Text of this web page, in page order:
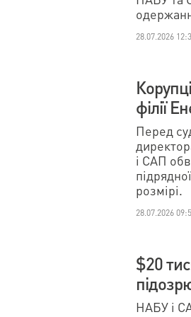
28.07.2026
філії
Перед
і САП
розмірі.
28.07.2026
$20
НАБУ і